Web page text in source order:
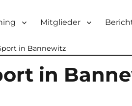
Mitglieder
in Bannewitz
in